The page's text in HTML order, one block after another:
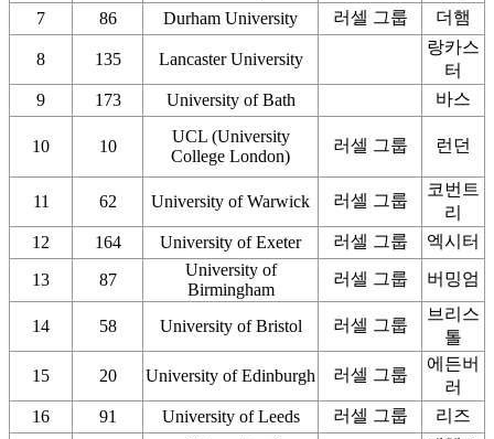
7
86 Durham University 러셀 그룹 더햄
8 135 Lancaster University
랑카스
터
9
173 University of Bath 바스
10 10
UCL (University
College London)
러셀 그룹 런던
11 62 University of Warwick 러셀 그룹
코번트
리
12
164 University of Exeter 러셀 그룹 엑시터
13 87
University of
Birmingham
러셀 그룹 버밍엄
14 58 University of Bristol 러셀 그룹
브리스
톨
15 20 University of Edinburgh 러셀 그룹
에든버
러
16
91 University of Leeds 러셀 그룹 리즈